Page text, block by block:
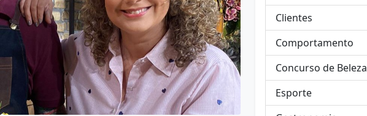
Clientes
Comportamento
Concurso de Beleza
Esporte